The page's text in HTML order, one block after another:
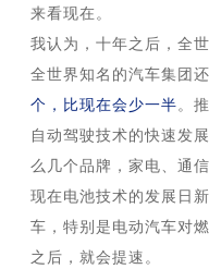
来看现在。
我认为，十年之后，全
全世界知名的汽车集团
个，比现在会少一半。
自动驾驶技术的快速发
么几个品牌，家电、通
现在电池技术的发展日
车，特别是电动汽车对
之后，就会提速。